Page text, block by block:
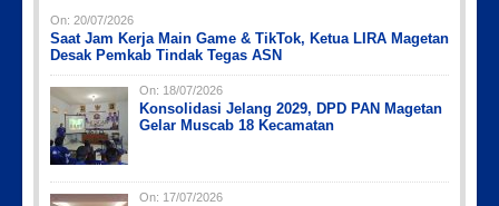
On: 20/07/2026
Saat Jam Kerja Main Game & TikTok, Ketua LIRA Magetan
Desak Pemkab Tindak Tegas ASN
On: 18/07/2026
Konsolidasi Jelang 2029, DPD PAN Magetan
Gelar Muscab 18 Kecamatan
On: 17/07/2026